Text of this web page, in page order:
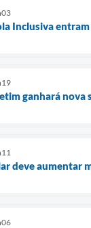
Inclusiva
ganhará nova
deve aumentar